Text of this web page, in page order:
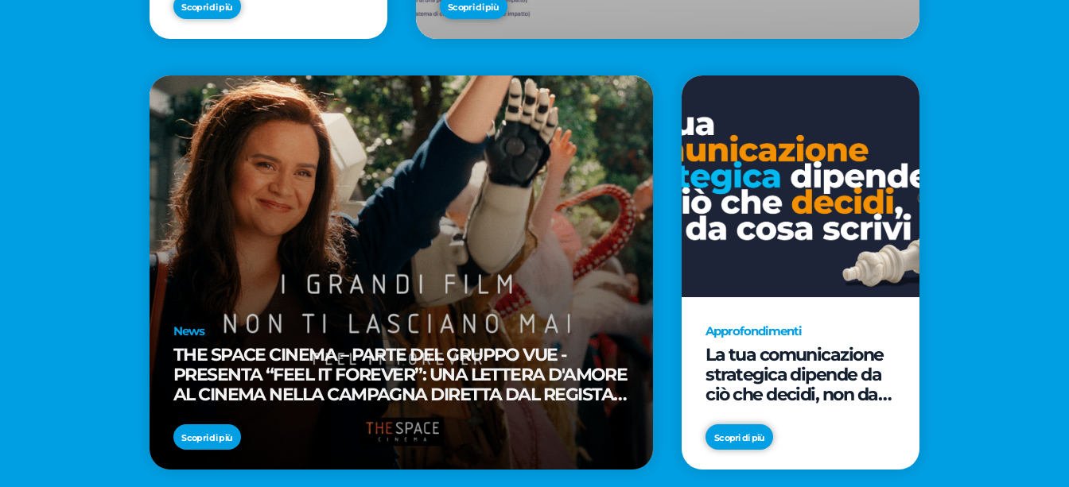
Scopri di più Scopri di più
News
THE SPACE CINEMA – PARTE DEL GRUPPO VUE -
PRESENTA “FEEL IT FOREVER”: UNA LETTERA D'AMORE
AL CINEMA NELLA CAMPAGNA DIRETTA DAL REGISTA
PREMIO OSCAR® TAIKA WAITITI
Scopri di più
Approfondimenti
La tua comunicazione
strategica dipende da
ciò che decidi, non da
Scopri di più